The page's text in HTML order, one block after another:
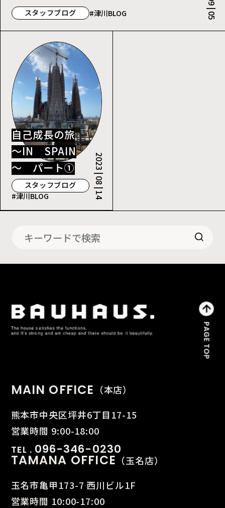
スタッフブログ #津川BLOG
自己成長の旅
～IN SPAIN
～ パート①
スタッフブログ
#津川BLOG
2023 | 08 | 14
MAIN OFFICE （本店）
熊本市中央区坪井6丁目17-15
営業時間 9:00-18:00
TEL . 096-346-0230
TAMANA OFFICE （玉名店）
玉名市亀甲173-7 西川ビル1F
営業時間 10:00-17:00